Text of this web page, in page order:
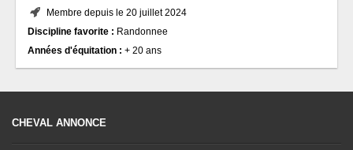
Membre depuis le 20 juillet 2024
Discipline favorite : Randonnee
Années d'équitation : + 20 ans
CHEVAL ANNONCE